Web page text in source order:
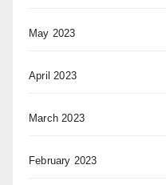
May 2023
April 2023
March 2023
February 2023